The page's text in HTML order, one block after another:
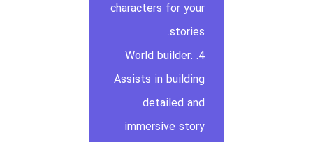
characters for your
stories.
4. World builder:
Assists in building
detailed and
immersive story